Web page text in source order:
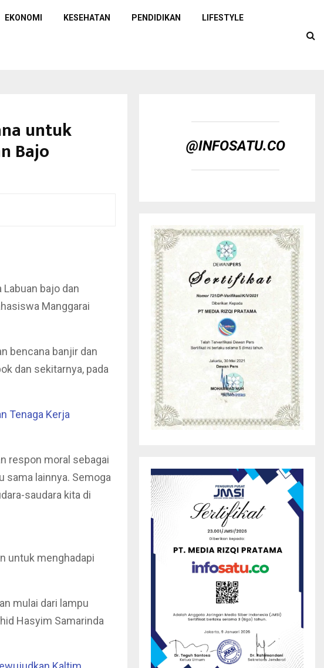
EKONOMI KESEHATAN PENDIDIKAN LIFESTYLE
untuk
Bajo
bajo dan
Manggarai
bencana banjir dan
dan sekitarnya, pada
Tenaga Kerja
respon moral sebagai
lainnya. Semoga
saudara kita di
untuk menghadapi
mulai dari lampu
Hasyim Samarinda
@INFOSATU.CO